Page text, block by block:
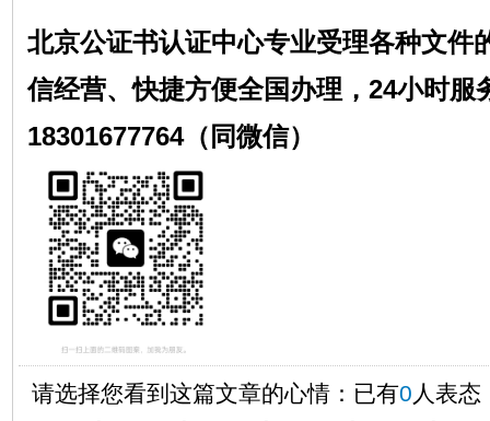
北京公证书认证中心专业受理各种文件
信经营、快捷方便全国办理，24小时服
18301677764（同微信）
请选择您看到这篇文章的心情：已有0 人表态